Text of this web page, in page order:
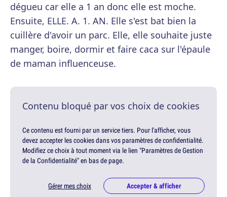
dégueu car elle a 1 an donc elle est moche.
Ensuite, ELLE. A. 1. AN. Elle s'est bat bien la
cuillère d'avoir un parc. Elle, elle souhaite juste
manger, boire, dormir et faire caca sur l'épaule
de maman influenceuse.
Contenu bloqué par vos choix de cookies
Ce contenu est fourni par un service tiers. Pour l'afficher, vous
devez accepter les cookies dans vos paramètres de confidentialité.
Modifiez ce choix à tout moment via le lien "Paramètres de Gestion
de la Confidentialité" en bas de page.
Gérer mes choix Accepter & afficher